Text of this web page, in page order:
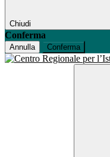
Chiudi
Conferma
Annulla Conferma